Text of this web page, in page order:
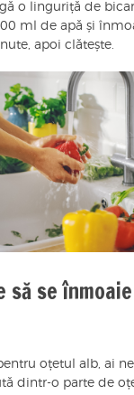
o linguriță de
ml de apă și
apoi clătește.
să se
oțetul alb, ai
dintr-o parte de